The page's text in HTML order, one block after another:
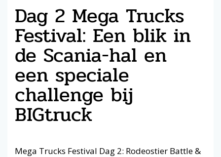
Dag 2 Mega Trucks
Festival: Een blik in
de Scania-hal en
een speciale
challenge bij
BIGtruck
Mega Trucks Festival Dag 2: Rodeostier Battle &